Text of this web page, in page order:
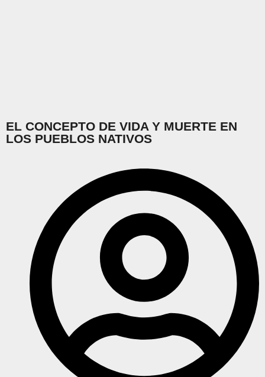
EL CONCEPTO DE VIDA Y MUERTE EN
LOS PUEBLOS NATIVOS